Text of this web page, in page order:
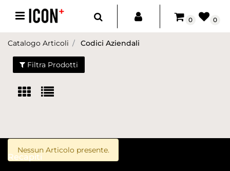
Open menu
0 0
Catalogo Articoli Codici Aziendali
Filtra Prodotti
Nessun Articolo presente.
Recapiti